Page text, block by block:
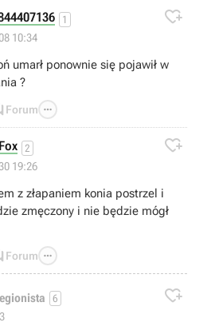
1
10:34

umarł ponownie się pojawił w
?
Forum 
2
19:26

z złapaniem konia postrzel i
zmęczony i nie będzie mógł
Forum 
6 